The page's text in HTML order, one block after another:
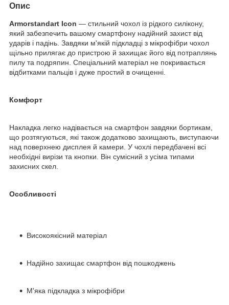
Опис
Armorstandart Icon — стильний чохол із рідкого силікону,
який забезпечить вашому смартфону надійний захист від
ударів і падінь. Завдяки м'якій підкладці з мікрофібри чохол
щільно прилягає до пристрою й захищає його від потраплянь
пилу та подряпин. Спеціальний матеріал не покривається
відбитками пальців і дуже простий в очищенні.
Комфорт
Накладка легко надівається на смартфон завдяки бортикам,
що розтягуються, які також додатково захищають, виступаючи
над поверхнею дисплея й камери. У чохлі передбачені всі
необхідні вирізи та кнопки. Він сумісний з усіма типами
захисних скел.
Особливості
Високоякісний матеріал
Надійно захищає смартфон від пошкоджень
М'яка підкладка з мікрофібри